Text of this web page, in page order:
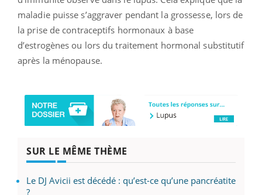
maladie puisse s’aggraver pendant la grossesse, lors de
la prise de contraceptifs hormonaux à base
d’estrogènes ou lors du traitement hormonal substitutif
après la ménopause.
SUR LE MÊME THÈME
Le DJ Avicii est décédé : qu’est-ce qu’une pancréatite
?